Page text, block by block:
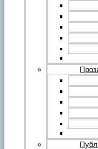
Все темы
О литературе
О политике
О музыке
О кино
О разном
Комментарии
Пользователи
Авторский
Редакция
Инструкции
Вставка
Вставка
Войдите на сайт или